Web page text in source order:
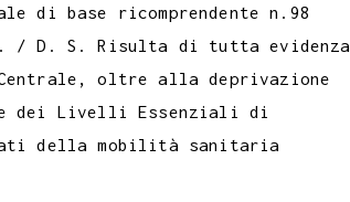
di base ricomprendente n.98
/ D. S. Risulta di tutta evidenza
oltre alla deprivazione
Livelli Essenziali di
della mobilità sanitaria